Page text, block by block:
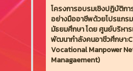
โครงการอบรมเชิงปฏิบัติก
อย่างมืออาชีพด้วยโปรแกร
มัธยมศึกษา โดย ศูนย์บริหา
พัฒนากำลังคนอาชีวศึกษา
Vocational Manpower
Managaement)